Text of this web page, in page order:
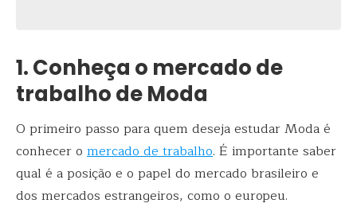
1. Conheça o mercado de
trabalho de Moda
O primeiro passo para quem deseja estudar Moda é
conhecer o mercado de trabalho. É importante saber
qual é a posição e o papel do mercado brasileiro e
dos mercados estrangeiros, como o europeu.